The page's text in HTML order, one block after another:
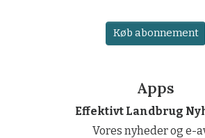
Køb abonnement
Apps
Effektivt Landbrug
Vores nyheder og e-